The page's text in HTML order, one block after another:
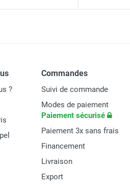
?
Commandes
Suivi de commande
Modes de paiement
Paiement sécurisé
Paiement 3x sans frais
Financement
Livraison
Export